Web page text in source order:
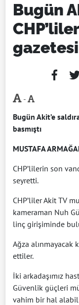
Bugün
-
Bugün Akit’e
basmıştı
MUSTAFA
CHP’lilerin son
seyretti.
CHP’liler Akit TV
kameraman Nuh
linç girişiminde
Ağza alınmayacak
ettiler.
İki arkadaşımız
Güvenlik güçleri
vahim bir hal